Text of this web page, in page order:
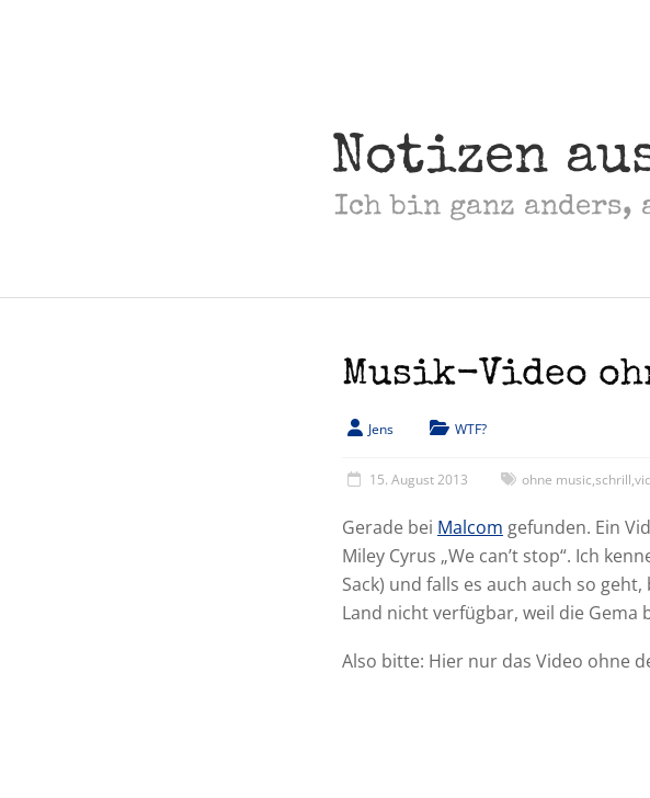
Notizen
Ich bin ganz
Musik-Video
Jens WTF?
15. August 2013 ohne music,schrill,
Gerade bei Malcom gefunden. Ein
Miley Cyrus „We can’t stop“. Ich
Sack) und falls es auch auch so
Land nicht verfügbar, weil die Gema
Also bitte: Hier nur das Video ohne